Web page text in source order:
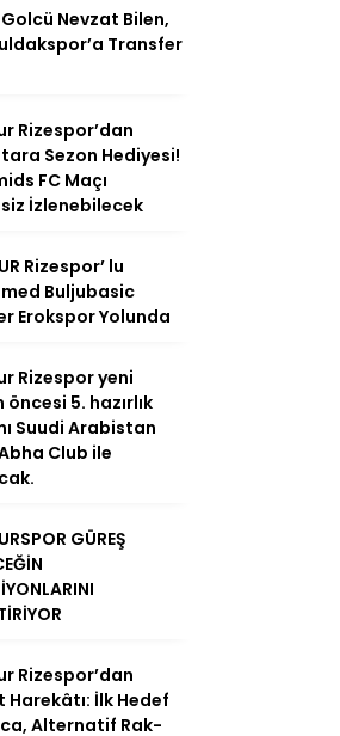
Nevzat Bilen,
Transfer
Rizespor’dan
Sezon Hediyesi!
FC Maçı
İzlenebilecek
Rizespor’ lu
Buljubasic
Erokspor Yolunda
Rizespor yeni
öncesi 5. hazırlık
Suudi Arabistan
Club ile
GÜREŞ
Rizespor’dan
Harekâtı: İlk Hedef
Alternatif Rak-